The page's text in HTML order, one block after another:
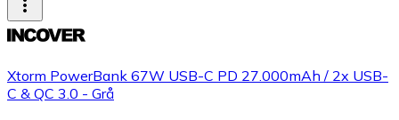
Xtorm PowerBank 67W USB-C PD 27.000mAh / 2x USB-
C & QC 3.0 - Grå